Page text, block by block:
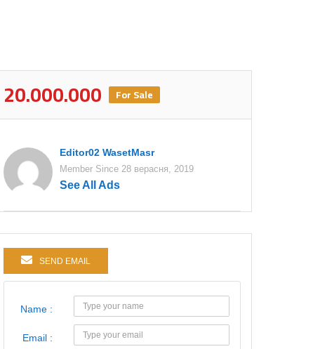
20.000.000 For Sale
Editor02 WasetMasr
Member Since 28 верасня, 2019
See All Ads
SEND EMAIL
Name :
Email :